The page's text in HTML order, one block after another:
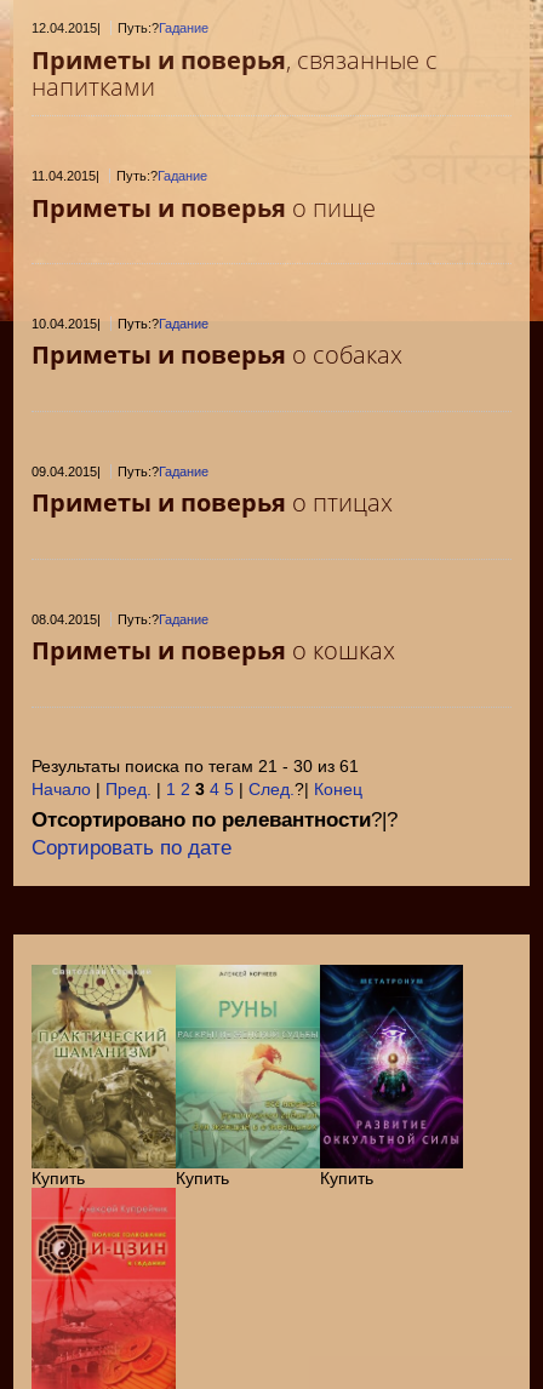
12.04.2015 Путь:?Гадание
Приметы и поверья, связанные с
напитками
11.04.2015 Путь:?Гадание
Приметы и поверья о пище
10.04.2015| Путь:?Гадание
Приметы и поверья о собаках
09.04.2015| Путь:?Гадание
Приметы и поверья о птицах
08.04.2015| Путь:?Гадание
Приметы и поверья о кошках
Результаты поиска по тегам 21 - 30 из 61
Начало | Пред. | 1 2 3 4 5 |След.?| Конец
Отсортировано по релевантности?|?
Сортировать по дате
Купить Купить Купить